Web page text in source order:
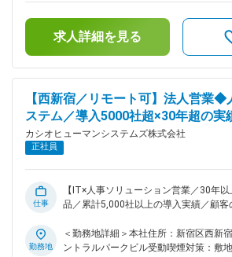
キュリティ対策 ＜こんな方に向いているお仕事です＞ ・AIツ
ールの活用に関心がある方（Copilot、
業務を主体的に担うことに前向きな方
ュリティ意識を大切にできる方 ・社内
を活かしたい方 ■組織体制 配属予定先：戦略企画部門 経験豊
富なメンバーが揃っており、落ち着い
がら業務を進めています。 相談もしや
り組める環境でありながら、意見やア
土です。 ■キャリアパス 社内ITとして幅広い業務経験を積む
だくことを期待しています。 ■企業概要 当社は、人事管理シ
ステムやタレントマネジメント、販売
たIT企業です。2025年6月にカシオ計
で組織拡大を進めています。リモート
与：年2回（6月・12月）賃金はあくま
り、選考を通じて上下する可能性があ
定手当を含めた表記です。
求人詳細を見る
【西新宿／リモート可】法人営業◆
ステム／導入5000社超×30年超の
カシオヒューマンシステムズ株式会社
正社員
仕事
【IT×人事ソリューション営業／30年
品／累計5,000社以上の導入実績／顧客
業20h前後】 今回、事業拡大と組織強化に向け、顧客に寄り添
いながら課題解決を楽しめる営業メン
勤務地
＜勤務地詳細＞本社住所：新宿区西新
ントラルパークビル受動喫煙対策：敷